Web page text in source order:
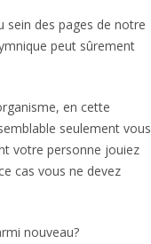
sein des pages de notre
peut sûrement
en cette
seulement vous
votre personne jouiez
cas vous ne devez
nouveau?